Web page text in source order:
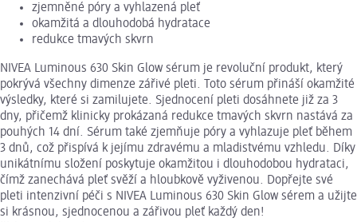
zjemněné póry a vyhlazená pleť
okamžitá a dlouhodobá hydratace
redukce tmavých skvrn
NIVEA Luminous 630 Skin Glow sérum je revoluční produkt, který
pokrývá všechny dimenze zářivé pleti. Toto sérum přináší okamžité
výsledky, které si zamilujete. Sjednocení pleti dosáhnete již za 3
dny, přičemž klinicky prokázaná redukce tmavých skvrn nastává za
pouhých 14 dní. Sérum také zjemňuje póry a vyhlazuje pleť během
3 dnů, což přispívá k jejímu zdravému a mladistvému vzhledu. Díky
unikátnímu složení poskytuje okamžitou i dlouhodobou hydrataci,
čímž zanechává pleť svěží a hloubkově vyživenou. Dopřejte své
pleti intenzivní péči s NIVEA Luminous 630 Skin Glow sérem a užijte
si krásnou, sjednocenou a zářivou pleť každý den!